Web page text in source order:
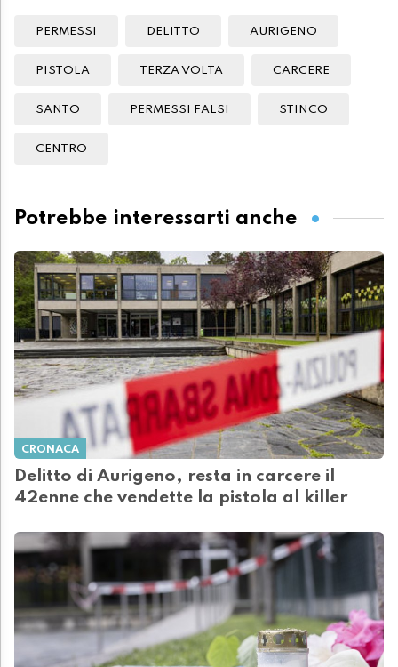
PERMESSI DELITTO AURIGENO
PISTOLA TERZA VOLTA CARCERE
SANTO PERMESSI FALSI STINCO
CENTRO
Potrebbe interessarti anche
CRONACA
Delitto di Aurigeno, resta in carcere il
42enne che vendette la pistola al killer